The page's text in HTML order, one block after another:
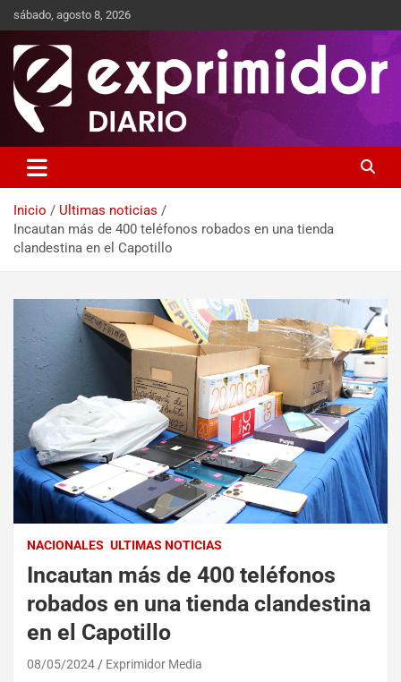
sábado, agosto 8, 2026
Exprimidor media
Inicio
Ultimas noticias
Incautan más de 400 teléfonos robados en una tienda
clandestina en el Capotillo
NACIONALES ULTIMAS NOTICIAS
Incautan más de 400 teléfonos
robados en una tienda clandestina
en el Capotillo
08/05/2024 Exprimidor Media